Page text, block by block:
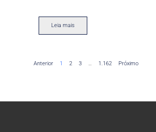
Leia mais
Anterior 1 2 3 … 1.162 Próximo